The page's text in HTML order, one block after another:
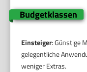
Budgetklassen
Einsteiger: Günstige
gelegentliche
weniger Extras.